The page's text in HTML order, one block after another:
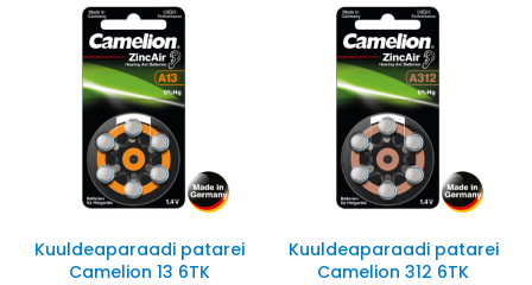
Kuuldeaparaadi patarei
Camelion 13 6TK
Kuuldeaparaadi patarei
Camelion 312 6TK